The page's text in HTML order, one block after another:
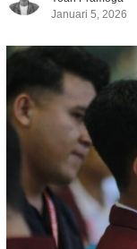
Januari 5, 2026